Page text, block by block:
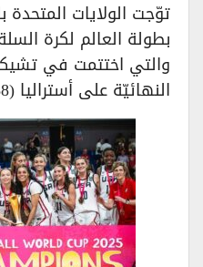
والتي اختتمت في
النهائيّة على أستراليا (88-76)